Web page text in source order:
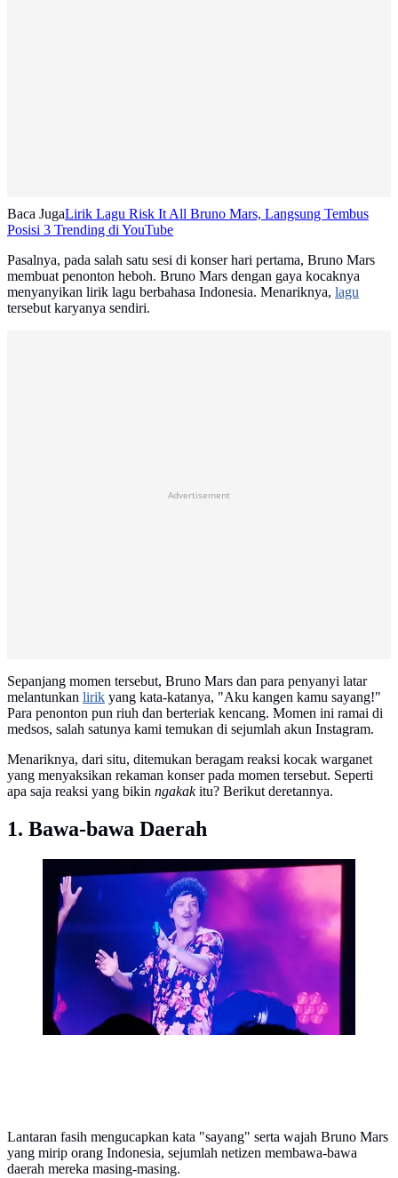
Baca JugaLirik Lagu Risk It All Bruno Mars, Langsung Tembus
Posisi 3 Trending di YouTube
Pasalnya, pada salah satu sesi di konser hari pertama, Bruno Mars
membuat penonton heboh. Bruno Mars dengan gaya kocaknya
menyanyikan lirik lagu berbahasa Indonesia. Menariknya, lagu
tersebut karyanya sendiri.
Advertisement
Sepanjang momen tersebut, Bruno Mars dan para penyanyi latar
melantunkan lirik yang kata-katanya, "Aku kangen kamu sayang!"
Para penonton pun riuh dan berteriak kencang. Momen ini ramai di
medsos, salah satunya kami temukan di sejumlah akun Instagram.
Menariknya, dari situ, ditemukan beragam reaksi kocak warganet
yang menyaksikan rekaman konser pada momen tersebut. Seperti
apa saja reaksi yang bikin ngakakitu? Berikut deretannya.
1. Bawa-bawa Daerah
Bruno Mars juga mengajak penonton meluapkan
perasaan lewat lagu-lagu galaunya. Dibawakan dengan
piano, Bruno menyanyikan lagu "Grenade", "Talking
To The Moon", "When I Was Your Man" yang berhasil
mengaaduk perasaan. [Foto: Lanny Kusuma/Fimela]
Lantaran fasih mengucapkan kata "sayang" serta wajah Bruno Mars
yang mirip orang Indonesia, sejumlah netizen membawa-bawa
daerah mereka masing-masing.